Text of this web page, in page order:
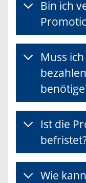
Bin ich
Muss
Ist die
Wie